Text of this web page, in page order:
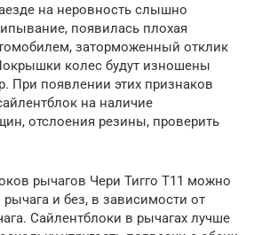
на неровность слышно
появилась плохая
заторможенный отклик
колес будут изношены
При появлении этих признаков
на наличие
отслоения резины, проверить
рычагов Чери Тигго Т11 можно
и без, в зависимости от
Сайлентблоки в рычагах лучше